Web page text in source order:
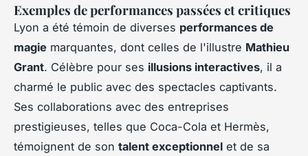
Exemples de performances passées et critiques
Lyon a été témoin de diverses performances de
magie marquantes, dont celles de l'illustre Mathieu
Grant. Célèbre pour ses illusions interactives, il a
charmé le public avec des spectacles captivants.
Ses collaborations avec des entreprises
prestigieuses, telles que Coca-Cola et Hermès,
témoignent de son talent exceptionnel et de sa